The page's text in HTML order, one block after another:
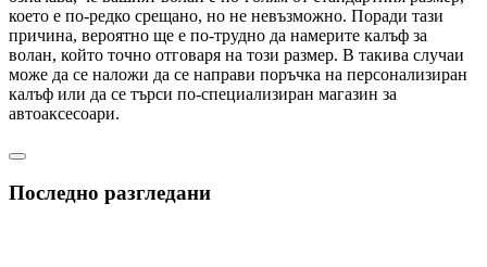
което е по-редко срещано, но не невъзможно. Поради тази
причина, вероятно ще е по-трудно да намерите калъф за
волан, който точно отговаря на този размер. В такива случаи
може да се наложи да се направи поръчка на персонализиран
калъф или да се търси по-специализиран магазин за
автоаксесоари.
Последно разгледани